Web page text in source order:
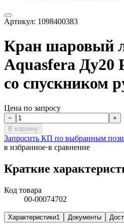
Артикул: 1098400383
Кран шаровый
Aquasfera Ду20
со спускником
Цена по запросу
−
+
В корзину
Запросить КП по выбранным
в избранное·в сравнение
Краткие
Код товара
00-00074702
Характеристики1 Документы